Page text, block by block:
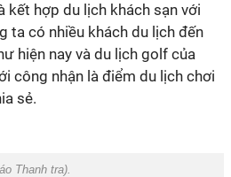
kết hợp du lịch khách sạn với
ta có nhiều khách du lịch đến
hiện nay và du lịch golf của
công nhận là điểm du lịch chơi
sẻ.
Thanh tra).